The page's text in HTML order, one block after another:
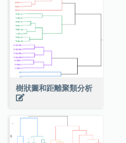
樹狀圖和距離聚類分析